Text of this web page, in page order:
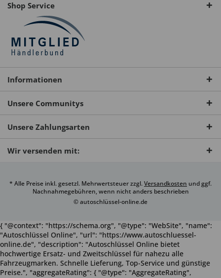
Shop Service
Informationen
Unsere Communitys
Unsere Zahlungsarten
Wir versenden mit:
* Alle Preise inkl. gesetzl. Mehrwertsteuer zzgl.Versandkosten und ggf.
Nachnahmegebühren, wenn nicht anders beschrieben
© autoschlüssel-online.de
{ "@context": "https://schema.org", "@type": "WebSite", "name":
"Autoschlüssel Online", "url": "https://www.autoschluessel-
online.de", "description": "Autoschlüssel Online bietet
hochwertige Ersatz- und Zweitschlüssel für nahezu alle
Fahrzeugmarken. Schnelle Lieferung, Top-Service und günstige
Preise.", "aggregateRating": { "@type": "AggregateRating",